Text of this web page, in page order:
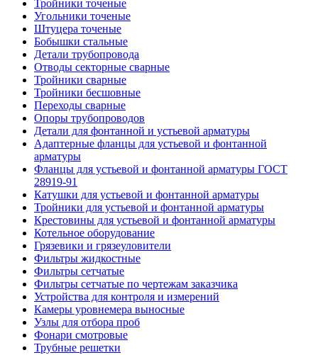
Тройники точеные
Угольники точеные
Штуцера точеные
Бобышки стальные
Детали трубопровода
Отводы секторные сварные
Тройники сварные
Тройники бесшовные
Переходы сварные
Опоры трубопроводов
Детали для фонтанной и устьевой арматуры
Адаптерные фланцы для устьевой и фонтанной
арматуры
Фланцы для устьевой и фонтанной арматуры ГОСТ
28919-91
Катушки для устьевой и фонтанной арматуры
Тройники для устьевой и фонтанной арматуры
Крестовины для устьевой и фонтанной арматуры
Котельное оборудование
Грязевики и грязеуловители
Фильтры жидкостные
Фильтры сетчатые
Фильтры сетчатые по чертежам заказчика
Устройства для контроля и измерений
Камеры уровнемера выносные
Узлы для отбора проб
Фонари смотровые
Трубные решетки